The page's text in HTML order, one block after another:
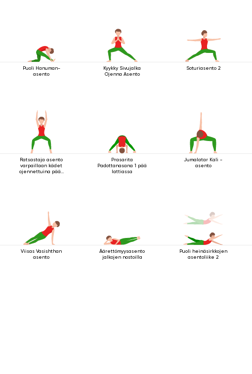
Puoli Hanuman-
asento
Kyykky Sivujalka
Ojenna Asento
Soturiasento 2
Ratsastaja asento
varpaillaan kädet
ojennettuina pään
Prasarita
Padottanasana 1 pää
lattiassa
Jumalatar Kali -
asento
Viisas Vasishthan
asento
Äärettömyysasento
jalkojen nostoilla
Puoli heinäsirkkojen
asentoliike 2